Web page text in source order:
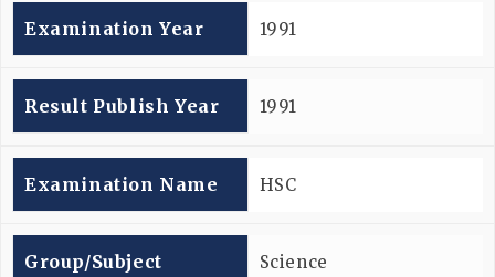
Examination Year 1991
Result Publish Year 1991
Examination Name HSC
Group/subject Science